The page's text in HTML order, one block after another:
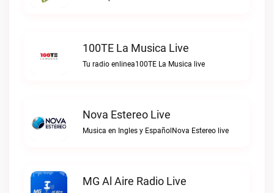
100TE La Musica Live
Tu radio enlinea100TE La Musica live
Nova Estereo Live
Musica en Ingles y EspañolNova Estereo live
MG Al Aire Radio Live